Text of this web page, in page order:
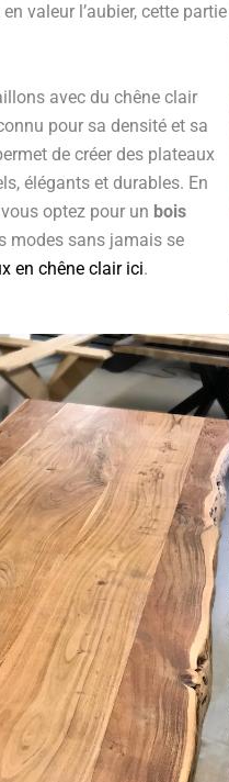
valeur l’aubier, cette partie
avec du chêne clair
pour sa densité et sa
de créer des plateaux
élégants et durables. En
optez pour un bois
modes sans jamais se
en chêne clair ici.